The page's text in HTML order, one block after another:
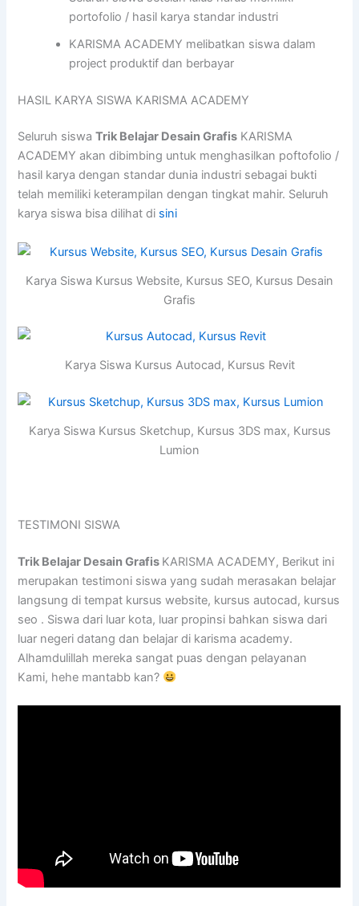
portofolio / hasil karya standar industri
KARISMA ACADEMY melibatkan siswa dalam
project produktif dan berbayar
HASIL KARYA SISWA KARISMA ACADEMY
Seluruh siswaTrik Belajar Desain Grafis KARISMA
ACADEMY akan dibimbing untuk menghasilkan poftofolio /
hasil karya dengan standar dunia industri sebagai bukti
telah memiliki keterampilan dengan tingkat mahir. Seluruh
karya siswa bisa dilihat di sini
Karya Siswa Kursus Website, Kursus SEO, Kursus Desain
Grafis
Karya Siswa Kursus Autocad, Kursus Revit
Karya Siswa Kursus Sketchup, Kursus 3DS max, Kursus
Lumion
TESTIMONI SISWA
Trik Belajar Desain Grafis KARISMA ACADEMY, Berikut ini
merupakan testimoni siswa yang sudah merasakan belajar
langsung di tempat kursus website, kursus autocad, kursus
seo . Siswa dari luar kota, luar propinsi bahkan siswa dari
luar negeri datang dan belajar di karisma academy.
Alhamdulillah mereka sangat puas dengan pelayanan
Kami, hehe mantabb kan?